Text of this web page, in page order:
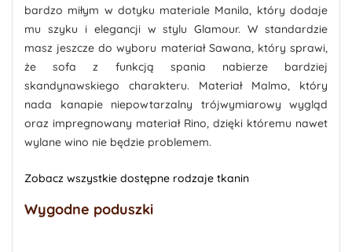
bardzo miłym w dotyku materiale Manila, który dodaje
mu szyku i elegancji w stylu Glamour. W standardzie
masz jeszcze do wyboru materiał Sawana, który sprawi,
że sofa z funkcją spania nabierze bardziej
skandynawskiego charakteru. Materiał Malmo, który
nada kanapie niepowtarzalny trójwymiarowy wygląd
oraz impregnowany materiał Rino, dzięki któremu nawet
wylane wino nie będzie problemem.
Zobacz wszystkie dostępne rodzaje tkanin
Wygodne poduszki